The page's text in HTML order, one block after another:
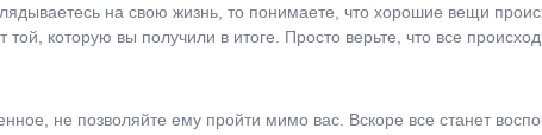
на свою жизнь, то понимаете, что хорошие вещи
которую вы получили в итоге. Просто верьте, что все
не позволяйте ему пройти мимо вас. Вскоре все станет